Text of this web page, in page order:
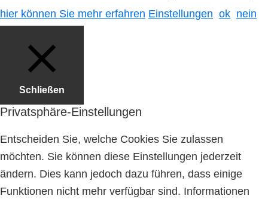
hier können Sie mehr erfahren Einstellungen ok nein
Schließen
Privatsphäre-Einstellungen
Entscheiden Sie, welche Cookies Sie zulassen
möchten. Sie können diese Einstellungen jederzeit
ändern. Dies kann jedoch dazu führen, dass einige
Funktionen nicht mehr verfügbar sind. Informationen